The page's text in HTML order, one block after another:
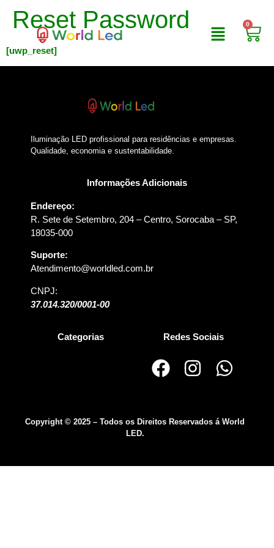
0
Reset Password
[uwp_reset]
Iluminação LED profissional para residências e empresas.
Qualidade, economia e sustentabilidade.
Informações Adicionais
Endereço:
R. Sete de Setembro, 204 – Centro, Sorocaba – SP,
18035-000
Suporte:
Atendimento@worldled.com.br
CNPJ:
37.014.320/0001-00
Categorias Redes Sociais
Copyright © 2025 – Todos os Direitos Reservados á World
LED.